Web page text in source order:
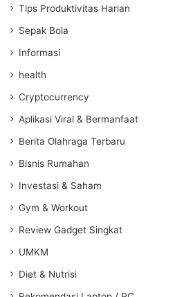
Tips Produktivitas Harian
Sepak Bola
Informasi
health
Cryptocurrency
Aplikasi Viral & Bermanfaat
Berita Olahraga Terbaru
Bisnis Rumahan
Investasi & Saham
Gym & Workout
Review Gadget Singkat
UMKM
Diet & Nutrisi